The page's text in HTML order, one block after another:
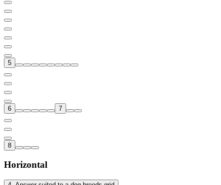
5
6 7
8
Horizontal